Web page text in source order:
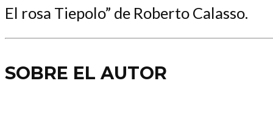
El rosa Tiepolo” de Roberto Calasso.
SOBRE EL AUTOR